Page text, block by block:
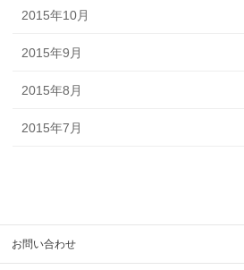
2015年10月
2015年9月
2015年8月
2015年7月
お問い合わせ